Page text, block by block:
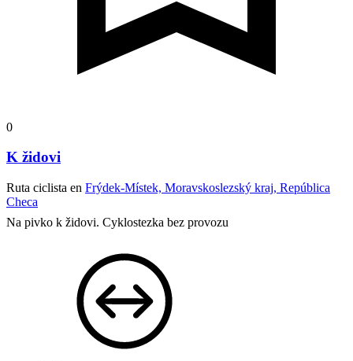
0
K židovi
Ruta ciclista en Frýdek-Místek, Moravskoslezský kraj, República
Checa
Na pivko k židovi. Cyklostezka bez provozu